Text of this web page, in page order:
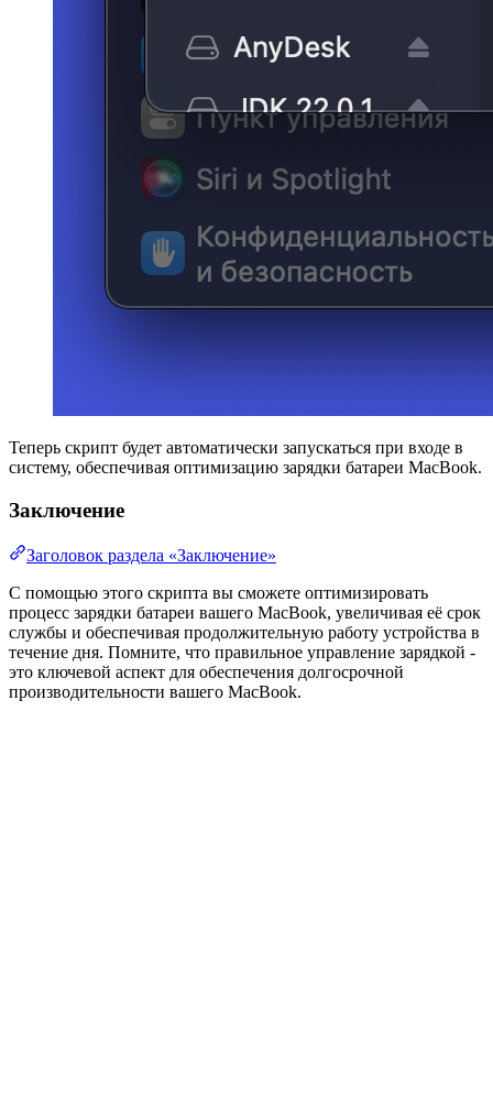
Теперь скрипт будет автоматически запускаться при входе в
систему, обеспечивая оптимизацию зарядки батареи MacBook.
Заключение
Заголовок раздела «Заключение»
С помощью этого скрипта вы сможете оптимизировать
процесс зарядки батареи вашего MacBook, увеличивая её срок
службы и обеспечивая продолжительную работу устройства в
течение дня. Помните, что правильное управление зарядкой -
это ключевой аспект для обеспечения долгосрочной
производительности вашего MacBook.